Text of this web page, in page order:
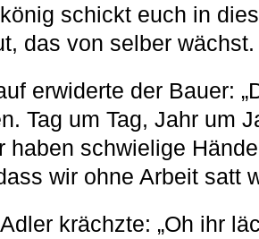
schickt euch in
das von selber wächst.
erwiderte der Bauer:
Tag um Tag, Jahr um
haben schwielige
wir ohne Arbeit satt
krächzte: „Oh ihr